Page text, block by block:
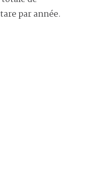
par année.